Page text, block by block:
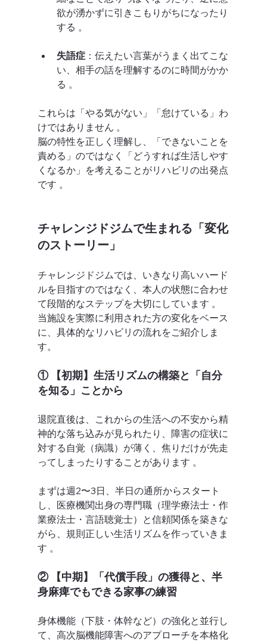
欲が湧かずに引きこもりがちになったり
する 。
失語症：伝えたい言葉がうまく出てこな
い、相手の話を理解するのに時間がかか
る 。
これらは「やる気がない」「怠けている」わ
けではありません 。
脳の特性を正しく理解し、「できないことを
責める」のではなく「どうすれば生活しやす
くなるか」を考えることがリハビリの出発点
です 。
チャレンジドジムで生まれる「変化
のストーリー」
チャレンジドジムでは、いきなり高いハード
ルを目指すのではなく、本人の状態に合わせ
て段階的なステップを大切にしています 。
当施設を実際に利用された方の変化をベース
に、具体的なリハビリの流れをご紹介しま
す。
① 【初期】生活リズムの構築と「自分
を知る」ことから
退院直後は、これからの生活への不安から精
神的な落ち込みが見られたり、障害の症状に
対する自覚（病識）が薄く、焦りだけが先走
ってしまったりすることがあります 。
まずは週2〜3日、半日の通所からスタート
し、医療機関出身の専門職（理学療法士・作
業療法士・言語聴覚士）と信頼関係を築きな
がら、規則正しい生活リズムを作っていきま
す 。
② 【中期】「代償手段」の獲得と、半
身麻痺でもできる家事の練習
身体機能（下肢・体幹など）の強化と並行し
て、高次脳機能障害へのアプローチを本格化